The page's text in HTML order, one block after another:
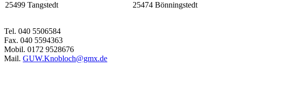
25499 Tangstedt
25474 Bönningstedt
Tel. 040 5506584
Fax. 040 5594363
Mobil. 0172 9528676
Mail. GUW.Knobloch@gmx.de